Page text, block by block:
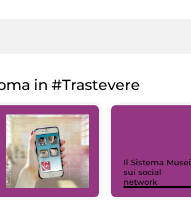
in #Trastevere
Il Sistema Musei
sui social
network